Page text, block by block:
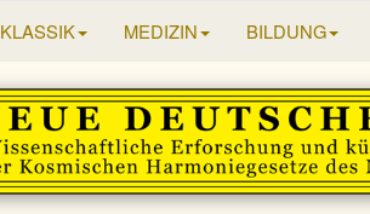
KLASSIK MEDIZIN BILDUNG